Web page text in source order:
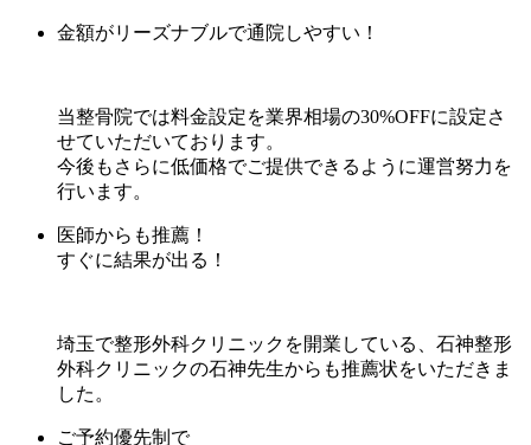
金額がリーズナブルで通院しやすい！
当整骨院では料金設定を業界相場の30%OFFに設定さ
せていただいております。
今後もさらに低価格でご提供できるように運営努力を
行います。
医師からも推薦！
すぐに結果が出る！
埼玉で整形外科クリニックを開業している、石神整形
外科クリニックの石神先生からも推薦状をいただきま
した。
ご予約優先制で